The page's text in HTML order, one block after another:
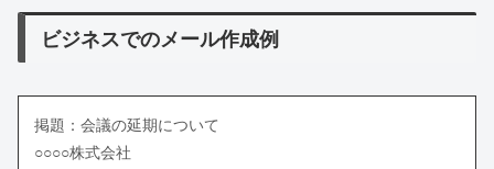
ビジネスでのメール作成例
掲題：会議の延期について
○○○○株式会社